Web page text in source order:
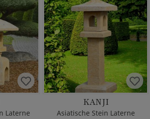
Laterne
KANJI
Asiatische Stein Laterne